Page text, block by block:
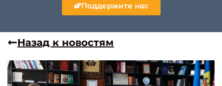
Поддержите нас
Назад к новостям